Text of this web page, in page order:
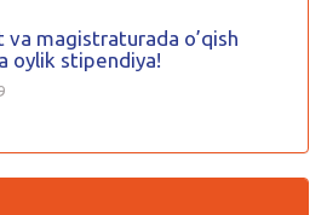
va magistraturada o’qish
oylik stipendiya!